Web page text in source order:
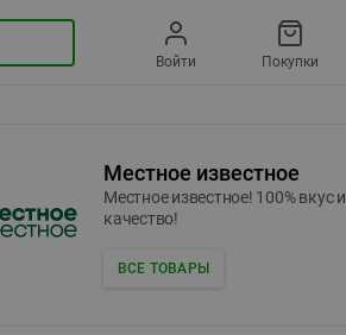
Войти Покупки
Местное известное
Местное известное! 100% вкус и
качество!
ВСЕ ТОВАРЫ